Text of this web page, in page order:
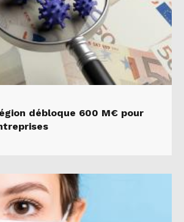
débloque 600 M€ pour